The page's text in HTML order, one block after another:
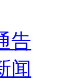
告
闻